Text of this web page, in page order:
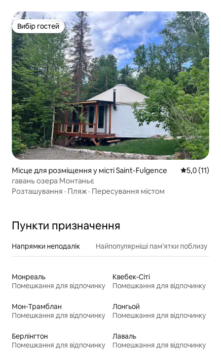
Вибір гостей
Вибір гостей
Місце для розміщення у місті Saint-Fulgence Середня
5,0 (11)
гавань озера Монтаньє
Розташування · Пляж · Пересування містом
Пункти призначення
Напрямки неподалік Найпопулярніші пам’ятки поблизу
Монреаль
Помешкання для відпочинку
Квебек-Сіті
Помешкання для відпочинку
Мон-Трамблан
Помешкання для відпочинку
Лонгьой
Помешкання для відпочинку
Берлінгтон
Помешкання для відпочинку
Лаваль
Помешкання для відпочинку